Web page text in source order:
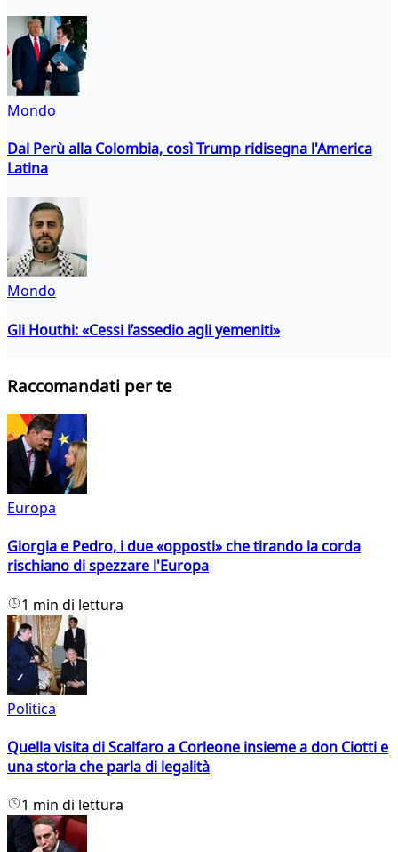
Mondo
Dal Perù alla Colombia, così Trump ridisegna l'America
Latina
Mondo
Gli Houthi: «Cessi l’assedio agli yemeniti»
Raccomandati per te
Europa
Giorgia e Pedro, i due «opposti» che tirando la corda
rischiano di spezzare l'Europa
1 min di lettura
Politica
Quella visita di Scalfaro a Corleone insieme a don Ciotti e
una storia che parla di legalità
1 min di lettura